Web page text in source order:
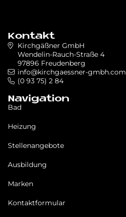
Kontakt
Kirchgäßner GmbH
Wendelin-Rauch-Straße 4
97896 Freudenberg
info@kirchgaessner-gmbh.com
(0 93 75) 2 84
Navigation
Bad
Heizung
Stellenangebote
Ausbildung
Marken
Kontaktformular